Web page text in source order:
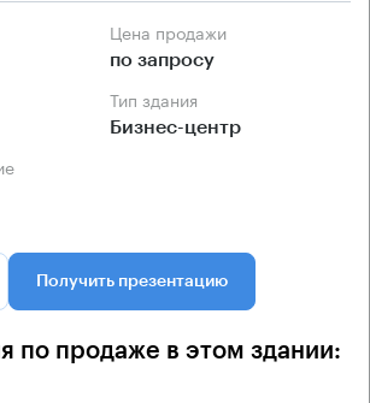
Цена продажи
по запросу
Тип здания
Бизнес-центр
Получить презентацию
по продаже в этом здании: